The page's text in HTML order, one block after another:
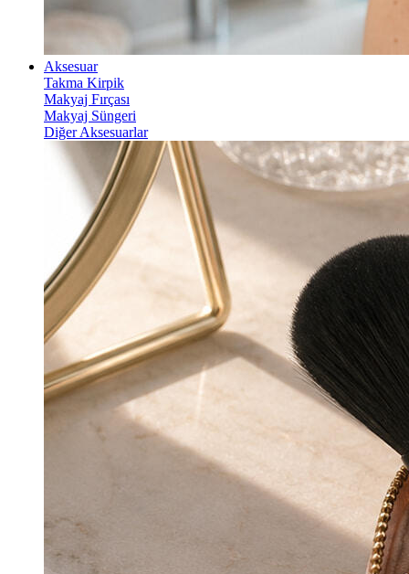
Aksesuar
Takma Kirpik
Makyaj Fırçası
Makyaj Süngeri
Diğer Aksesuarlar